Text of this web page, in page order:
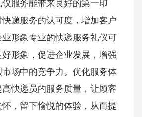
服务能带来良好的第一印
递服务的认可度，增加客户
形象专业的快递服务礼仪可
好形象，促进企业发展，增强
场中的竞争力。优化服务体
快递员的服务质量，让顾客
，留下愉悦的体验，从而提